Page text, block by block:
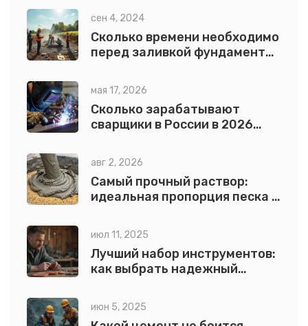
сен 4, 2024
Сколько времени необходимо
перед заливкой фундамента
мая 17, 2026
Сколько зарабатывают
сварщики в России в 2026
регионам и квалификации
авг 2, 2026
Самый прочный раствор:
идеальная пропорция песка и
июл 11, 2025
Лучший набор инструментов:
как выбрать надежный
июн 5, 2025